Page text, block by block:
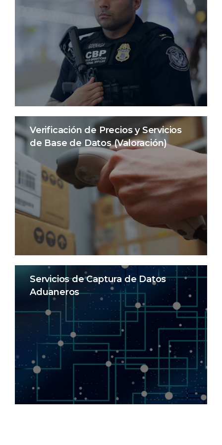
Verificación de Precios y Servicios
de Base de Datos (Valoración)
Servicios de Captura de Datos
Aduaneros